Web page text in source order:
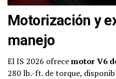
Motorización y
manejo
El IS 2026 ofrecemotor V6
280 lb.-ft. de torque,